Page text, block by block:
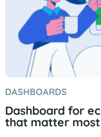
DASHBOARDS
Dashboard for
that matter